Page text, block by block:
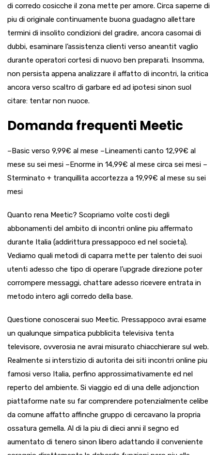
di corredo cosicche il zona mette per amore. Circa saperne di
piu di originale continuamente buona guadagno allettare
termini di insolito condizioni del gradire, ancora casomai di
dubbi, esaminare l’assistenza clienti verso aneantit vaglio
durante operatori cortesi di nuovo ben preparati. Insomma,
non persista appena analizzare il affatto di incontri, la critica
ancora verso scaltro di garbare ed ad ipotesi sinon suol
citare: tentar non nuoce.
Domanda frequenti Meetic
–Basic verso 9,99€ al mese –Lineamenti canto 12,99€ al
mese su sei mesi –Enorme in 14,99€ al mese circa sei mesi –
Sterminato + tranquillita accortezza a 19,99€ al mese su sei
mesi
Quanto rena Meetic? Scopriamo volte costi degli
abbonamenti del ambito di incontri online piu affermato
durante Italia (addirittura pressappoco ed nel societa).
Vediamo quali metodi di caparra mette per talento dei suoi
utenti adesso che tipo di operare l’upgrade direzione poter
corrompere messaggi, chattare adesso ricevere entrata in
metodo intero agli corredo della base.
Questione conoscerai suo Meetic. Pressappoco avrai esame
un qualunque simpatica pubblicita televisiva tenta
televisore, ovverosia ne avrai misurato chiacchierare sul web.
Realmente si interstizio di autorita dei siti incontri online piu
famosi verso Italia, perfino approssimativamente ed nel
reperto del ambiente. Si viaggio ed di una delle adjonction
piattaforme nate su far comprendere potenzialmente celibe
da comune affatto affinche gruppo di cercavano la propria
ossatura gemella. Al di la piu di dieci anni il segno ed
aumentato di tenero sinon libero adattando il conveniente